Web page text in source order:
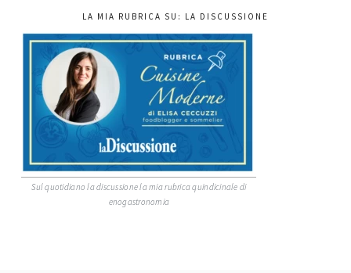
LA MIA RUBRICA SU: LA DISCUSSIONE
Sul quotidiano la discussione la mia rubrica quindicinale di
enogastronomia